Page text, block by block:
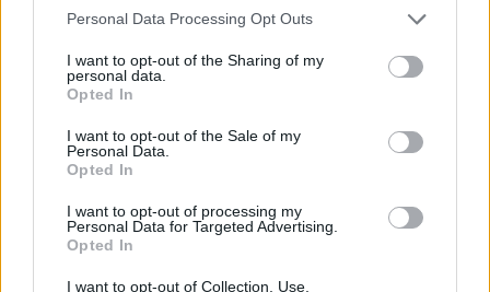
Personal Data Processing Opt Outs
I want to opt-out of the Sharing of my
personal data.
Opted In
I want to opt-out of the Sale of my
Personal Data.
Opted In
I want to opt-out of processing my
Personal Data for Targeted Advertising.
Opted In
I want to opt-out of Collection, Use,